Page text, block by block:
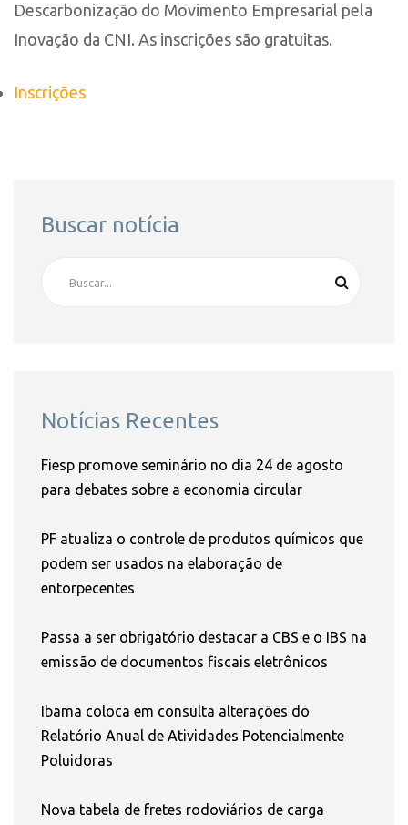
Descarbonização do Movimento Empresarial pela
Inovação da CNI. As inscrições são gratuitas.
Inscrições
Buscar notícia
Notícias Recentes
Fiesp promove seminário no dia 24 de agosto
para debates sobre a economia circular
PF atualiza o controle de produtos químicos que
podem ser usados na elaboração de
entorpecentes
Passa a ser obrigatório destacar a CBS e o IBS na
emissão de documentos fiscais eletrônicos
Ibama coloca em consulta alterações do
Relatório Anual de Atividades Potencialmente
Poluidoras
Nova tabela de fretes rodoviários de carga